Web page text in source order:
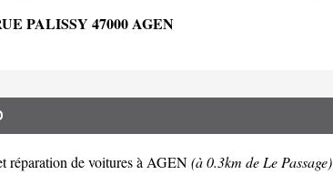
PALISSY 47000 AGEN
réparation de voitures à AGEN(à 0.3km de Le Passage)